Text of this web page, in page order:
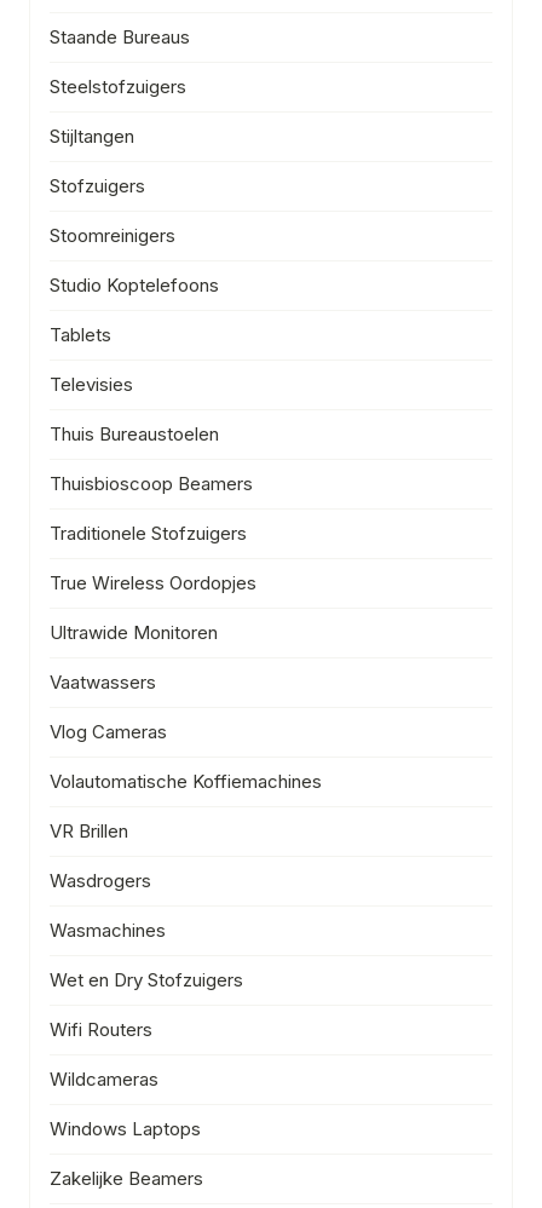
Staande Bureaus
Steelstofzuigers
Stijltangen
Stofzuigers
Stoomreinigers
Studio Koptelefoons
Tablets
Televisies
Thuis Bureaustoelen
Thuisbioscoop Beamers
Traditionele Stofzuigers
True Wireless Oordopjes
Ultrawide Monitoren
Vaatwassers
Vlog Cameras
Volautomatische Koffiemachines
VR Brillen
Wasdrogers
Wasmachines
Wet en Dry Stofzuigers
Wifi Routers
Wildcameras
Windows Laptops
Zakelijke Beamers